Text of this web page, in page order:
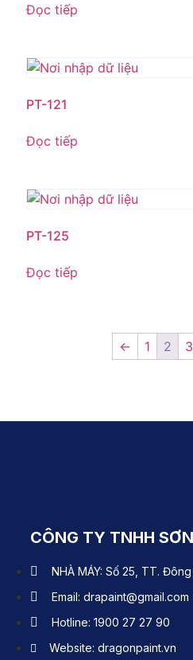
Đọc tiếp
PT-121
Đọc tiếp
PT-125
Đọc tiếp
← 1 2 3
CÔNG TY TNHH
NHÀ MÁY: Số 25, TT.
Email:
Hotline: 1900 27 27 90
Website: dragonpaint.vn